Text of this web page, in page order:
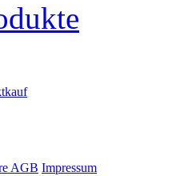
AGB Impressum